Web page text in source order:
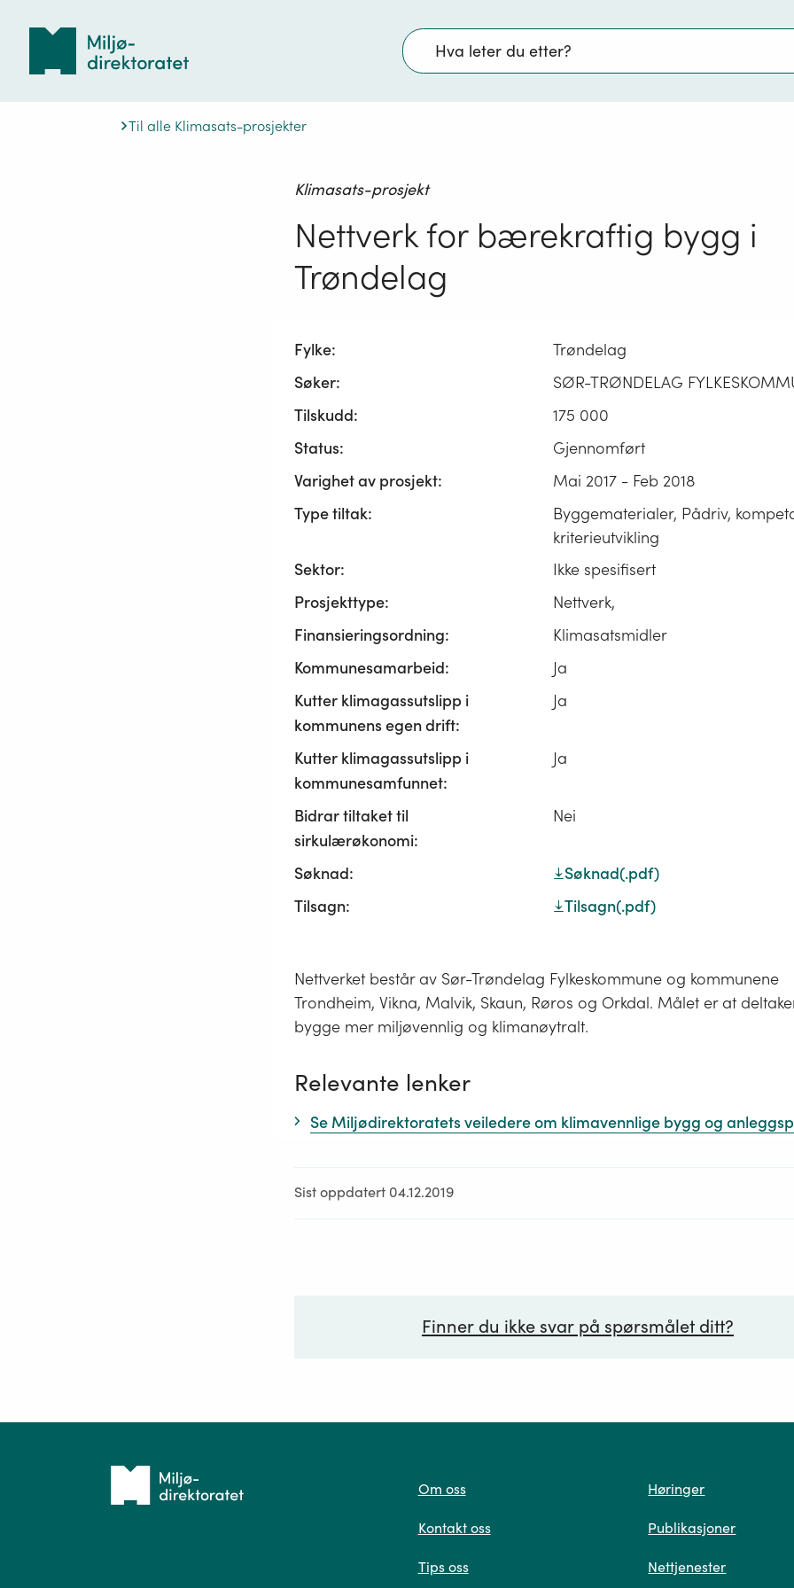
Søk
Til alle Klimasats-prosjekter
Klimasats-prosjekt
Nettverk for bærekraftig bygg i
Trøndelag
Fylke:
Trøndelag
Søker:
SØR-TRØNDELAG
Tilskudd:
175 000
Status:
Gjennomført
Varighet av prosjekt:
Mai 2017 - Feb 2018
Type tiltak:
Byggematerialer, Pådriv,
kriterieutvikling
Sektor:
Ikke spesifisert
Prosjekttype:
Nettverk,
Finansieringsordning:
Klimasatsmidler
Kommunesamarbeid:
Ja
Kutter klimagassutslipp i
kommunens egen drift:
Ja
Kutter klimagassutslipp i
kommunesamfunnet:
Ja
Bidrar tiltaket til
sirkulærøkonomi:
Nei
Søknad: Søknad(.pdf)
Tilsagn:
Tilsagn(.pdf)
Nettverket består av Sør-Trøndelag Fylkeskommune og kommunene
Trondheim, Vikna, Malvik, Skaun, Røros og Orkdal. Målet er at
bygge mer miljøvennlig og klimanøytralt.
Relevante lenker
Se Miljødirektoratets veiledere om klimavennlige bygg og
Sist oppdatert 04.12.2019
Finner du ikke svar på spørsmålet ditt?
Spør oss
Tilbake
Om oss
Kontakt oss
Tips oss
Høringer
Publikasjoner
Nettjenester